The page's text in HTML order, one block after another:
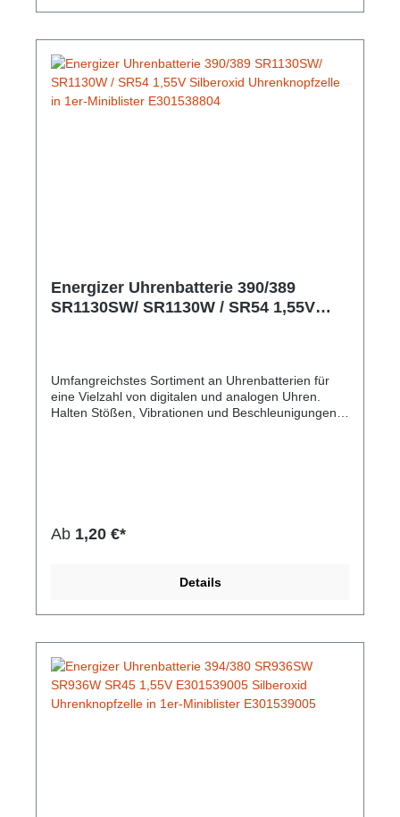
Energizer Uhrenbatterie 390/389
SR1130SW/ SR1130W / SR54 1,55V
Umfangreichstes Sortiment an Uhrenbatterien für
eine Vielzahl von digitalen und analogen Uhren.
Halten Stößen, Vibrationen und Beschleunigungen
Ab 1,20 €*
Details